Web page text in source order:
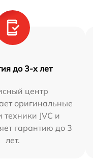
до 3-х лет
центр
оригинальные
техники JVC и
гарантию до 3
лет.